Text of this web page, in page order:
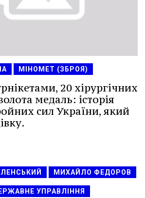
МІНОМЕТ (ЗБРОЯ)
20 хірургічних
медаль: історія
сил України, який
МИХАЙЛО ФЕДОРОВ
УПРАВЛІННЯ